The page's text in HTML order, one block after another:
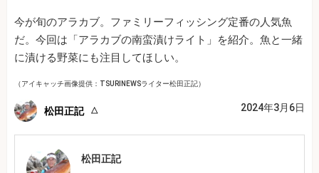
今が旬のアラカブ。ファミリーフィッシング定番の人気魚
だ。今回は「アラカブの南蛮漬けライト」を紹介。魚と一緒
に漬ける野菜にも注目してほしい。
（アイキャッチ画像提供：TSURINEWSライター松田正記）
松田正記 2024年3月6日
松田正記